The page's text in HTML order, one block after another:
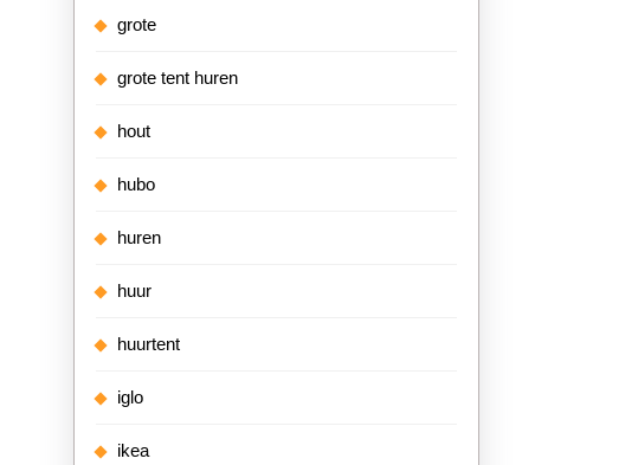
grote
grote tent huren
hout
hubo
huren
huur
huurtent
iglo
ikea